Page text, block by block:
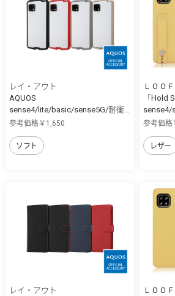
レイ・アウト
AQUOS
sense4/lite/basic/sense5G/耐衝...
参考価格￥1,650
ソフト
ＬＯＯＦ
「Hold
sense4/
参考価格
レザー
レイ・アウト
ＬＯＯＦ